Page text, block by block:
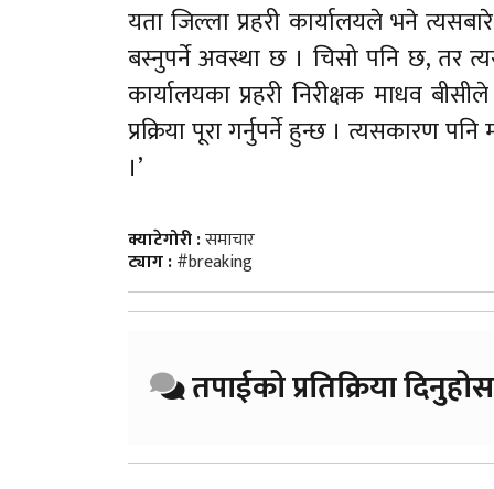
यता जिल्ला प्रहरी कार्यालयले भने
बस्नुपर्ने अवस्था छ । चिसो पनि छ, तर
कार्यालयका प्रहरी निरीक्षक माधव
प्रक्रिया पूरा गर्नुपर्ने हुन्छ । त्यसकारण
।’
क्याटेगोरी :समाचार
ट्याग :#breaking
तपाईको प्रतिक्रिया दिनुहोस